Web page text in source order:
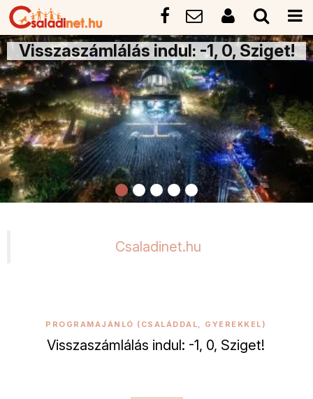
Visszaszámlálás indul: -1, 0, Sziget!
Csaladinet.hu
PROGRAMAJÁNLÓ (CSALÁDDAL, GYEREKKEL)
Visszaszámlálás indul: -1, 0, Sziget!